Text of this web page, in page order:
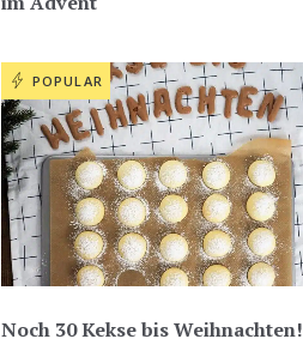
POPULAR
Noch 30 Kekse bis Weihnachten!